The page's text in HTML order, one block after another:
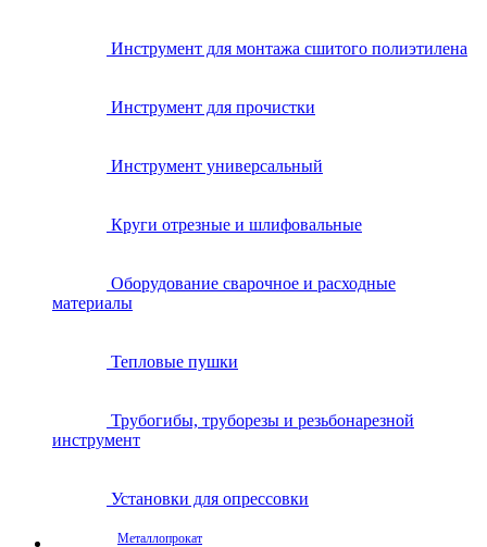
Инструмент для монтажа сшитого полиэтилена
Инструмент для прочистки
Инструмент универсальный
Круги отрезные и шлифовальные
Оборудование сварочное и расходные
материалы
Тепловые пушки
Трубогибы, труборезы и резьбонарезной
инструмент
Установки для опрессовки
Металлопрокат